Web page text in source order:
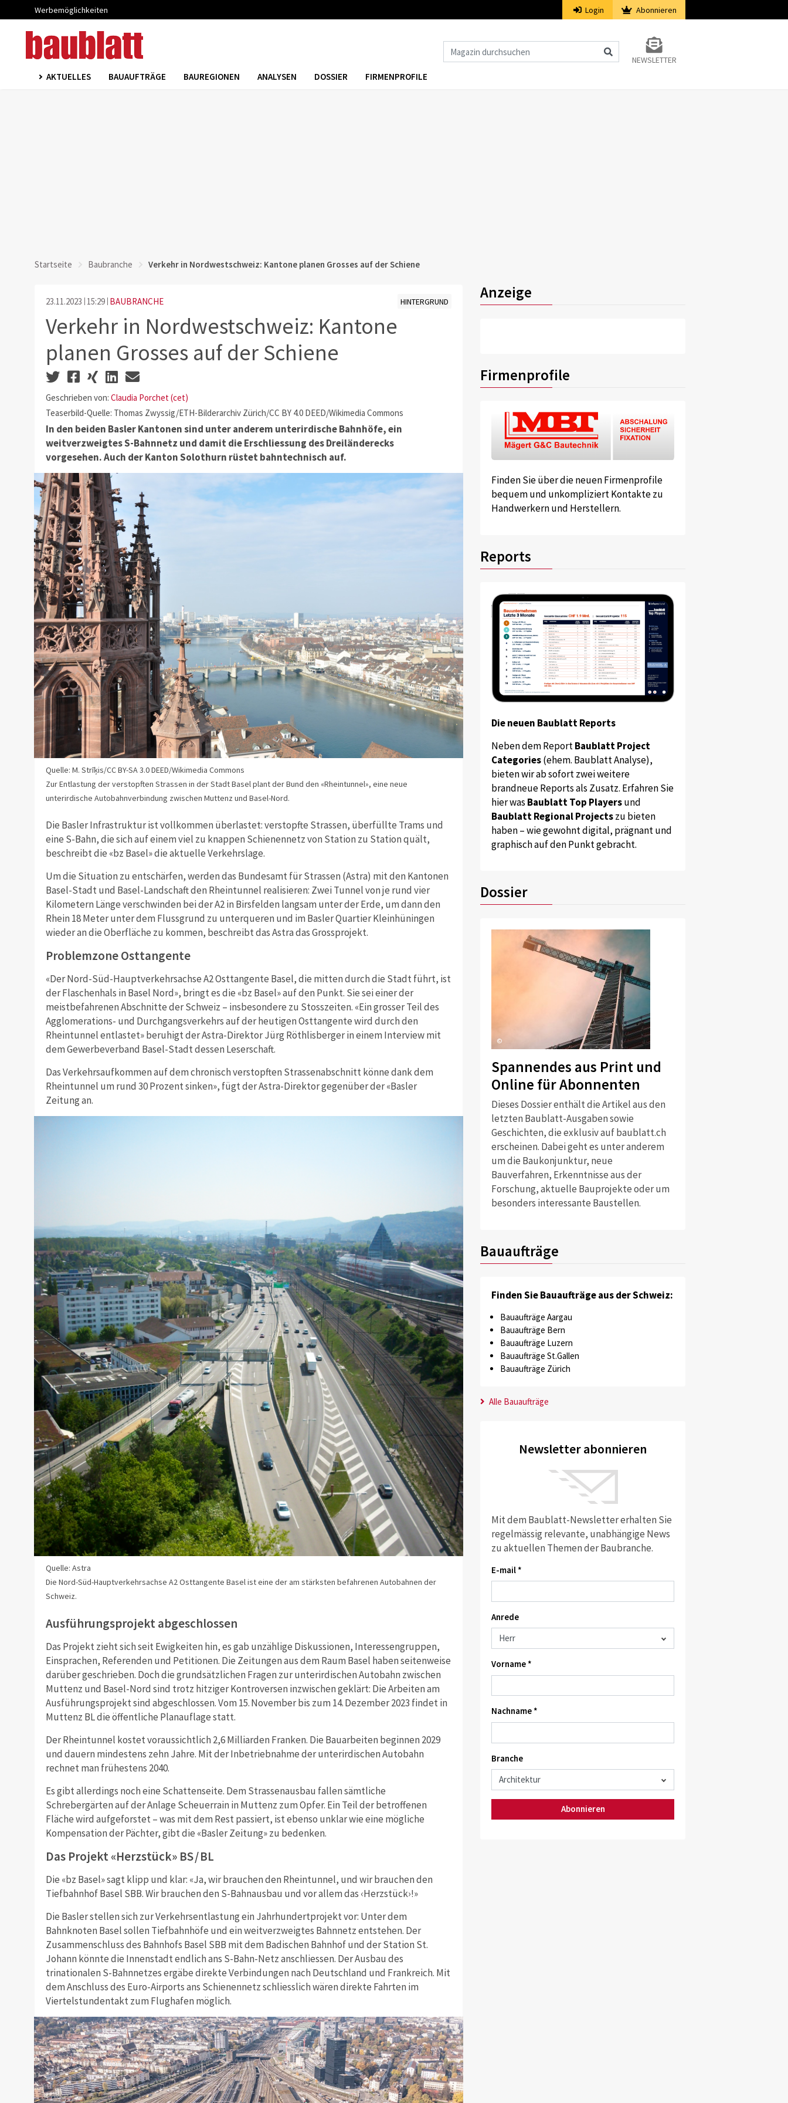
Werbemöglichkeiten Login Abonnieren
NEWSLETTER
AKTUELLES BAUAUFTRÄGE BAUREGIONEN ANALYSEN DOSSIER FIRMENPROFILE
Startseite Baubranche Verkehr in Nordwestschweiz: Kantone planen Grosses auf der Schiene
23.11.2023 15:29 BAUBRANCHE HINTERGRUND
Verkehr in Nordwestschweiz: Kantone
planen Grosses auf der Schiene
Geschrieben von: Claudia Porchet (cet)
Teaserbild-Quelle: Thomas Zwyssig/ETH-Bilderarchiv Zürich/CC BY 4.0 DEED/Wikimedia Commons
In den beiden Basler Kantonen sind unter anderem unterirdische Bahnhöfe, ein
weitverzweigtes S-Bahnnetz und damit die Erschliessung des Dreiländerecks
vorgesehen. Auch der Kanton Solothurn rüstet bahntechnisch auf.
Quelle: M. Strīķis/CC BY-SA 3.0 DEED/Wikimedia Commons
Zur Entlastung der verstopften Strassen in der Stadt Basel plant der Bund den «Rheintunnel», eine neue
unterirdische Autobahnverbindung zwischen Muttenz und Basel-Nord.
Die Basler Infrastruktur ist vollkommen überlastet: verstopfte Strassen, überfüllte Trams und
eine S-Bahn, die sich auf einem viel zu knappen Schienennetz von Station zu Station quält,
beschreibt die «bz Basel» die aktuelle Verkehrslage.
Um die Situation zu entschärfen, werden das Bundesamt für Strassen (Astra) mit den Kantonen
Basel-Stadt und Basel-Landschaft den Rheintunnel realisieren: Zwei Tunnel von je rund vier
Kilometern Länge verschwinden bei der A2 in Birsfelden langsam unter der Erde, um dann den
Rhein 18 Meter unter dem Flussgrund zu unterqueren und im Basler Quartier Kleinhüningen
wieder an die Oberfläche zu kommen, beschreibt das Astra das Grossprojekt.
Problemzone Osttangente
«Der Nord-Süd-Hauptverkehrsachse A2 Osttangente Basel, die mitten durch die Stadt führt, ist
der Flaschenhals in Basel Nord», bringt es die «bz Basel» auf den Punkt. Sie sei einer der
meistbefahrenen Abschnitte der Schweiz – insbesondere zu Stosszeiten. «Ein grosser Teil des
Agglomerations- und Durchgangsverkehrs auf der heutigen Osttangente wird durch den
Rheintunnel entlastet» beruhigt der Astra-Direktor Jürg Röthlisberger in einem Interview mit
dem Gewerbeverband Basel-Stadt dessen Leserschaft.
Das Verkehrsaufkommen auf dem chronisch verstopften Strassenabschnitt könne dank dem
Rheintunnel um rund 30 Prozent sinken», fügt der Astra-Direktor gegenüber der «Basler
Zeitung an.
Quelle: Astra
Die Nord-Süd-Hauptverkehrsachse A2 Osttangente Basel ist eine der am stärksten befahrenen Autobahnen der
Schweiz.
Ausführungsprojekt abgeschlossen
Das Projekt zieht sich seit Ewigkeiten hin, es gab unzählige Diskussionen, Interessengruppen,
Einsprachen, Referenden und Petitionen. Die Zeitungen aus dem Raum Basel haben seitenweise
darüber geschrieben. Doch die grundsätzlichen Fragen zur unterirdischen Autobahn zwischen
Muttenz und Basel-Nord sind trotz hitziger Kontroversen inzwischen geklärt: Die Arbeiten am
Ausführungsprojekt sind abgeschlossen. Vom 15. November bis zum 14. Dezember 2023 findet in
Muttenz BL die öffentliche Planauflage statt.
Der Rheintunnel kostet voraussichtlich 2,6 Milliarden Franken. Die Bauarbeiten beginnen 2029
und dauern mindestens zehn Jahre. Mit der Inbetriebnahme der ­unterirdischen Autobahn
rechnet man frühestens 2040.
Es gibt allerdings noch eine Schattenseite. Dem Strassenausbau fallen sämtliche
Schrebergärten auf der Anlage Scheuerrain in Muttenz zum Opfer. Ein Teil der betroffenen
Fläche wird aufgeforstet – was mit dem Rest passiert, ist ebenso unklar wie eine mögliche
Kompensation der Pächter, gibt die «Basler Zeitung» zu bedenken.
Das Projekt «Herzstück» BS / BL
Die «bz Basel» sagt klipp und klar: «Ja, wir brauchen den Rheintunnel, und wir brauchen den
Tiefbahnhof Basel SBB. Wir brauchen den S-Bahnausbau und vor allem das ‹Herzstück›!»
Die Basler stellen sich zur Verkehrsentlastung ein Jahrhundertprojekt vor: Unter dem
Bahnknoten Basel sollen Tiefbahnhöfe und ein weitverzweigtes Bahnnetz entstehen. Der
Zusammenschluss des Bahnhofs Basel SBB mit dem Badischen Bahnhof und der Station St.
Johann könnte die Innenstadt endlich ans S-Bahn-Netz anschliessen. Der Ausbau des
trinationalen S-Bahnnetzes ergäbe direkte Verbindungen nach Deutschland und Frankreich. Mit
dem Anschluss des Euro-Airports ans Schienennetz schliesslich wären direkte Fahrten im
Viertelstundentakt zum Flughafen möglich.
Anzeige
Firmenprofile
Finden Sie über die neuen Firmenprofile
bequem und unkompliziert Kontakte zu
Handwerkern und Herstellern.
Reports
Die neuen Baublatt Reports
Neben dem ReportBaublatt Project
Categories(ehem. Baublatt Analyse),
bieten wir ab sofort zwei weitere
brandneue Reports als Zusatz. Erfahren Sie
hier was Baublatt Top Playersund
Baublatt Regional Projectszu bieten
haben – wie gewohnt digital, prägnant und
graphisch auf den Punkt gebracht.
Dossier
©
Spannendes aus Print und
Online für Abonnenten
Dieses Dossier enthält die Artikel aus den
letzten Baublatt-Ausgaben sowie
Geschichten, die exklusiv auf baublatt.ch
erscheinen. Dabei geht es unter anderem
um die Baukonjunktur, neue
Bauverfahren, Erkenntnisse aus der
Forschung, aktuelle Bauprojekte oder um
besonders interessante Baustellen.
Bauaufträge
Finden Sie Bauaufträge aus der Schweiz:
Bauaufträge Aargau
Bauaufträge Bern
Bauaufträge Luzern
Bauaufträge St.Gallen
Bauaufträge Zürich
Alle Bauaufträge
Newsletter abonnieren
Mit dem Baublatt-Newsletter erhalten Sie
regelmässig relevante, unabhängige News
zu aktuellen Themen der Baubranche.
E-mail *
Anrede
Vorname *
Nachname *
Branche
Abonnieren